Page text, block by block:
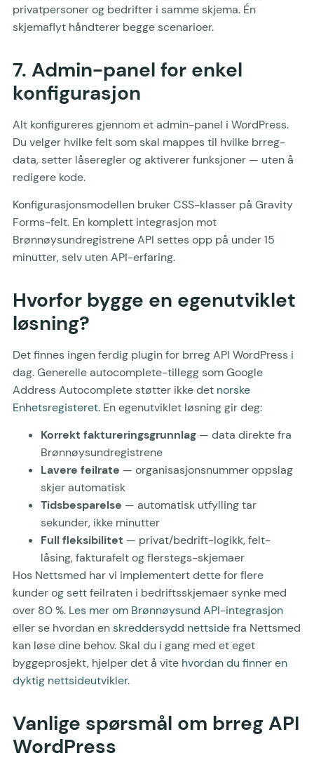
privatpersoner og bedrifter i samme skjema. Én
skjemaflyt håndterer begge scenarioer.
7. Admin-panel for enkel
konfigurasjon
Alt konfigureres gjennom et admin-panel i WordPress.
Du velger hvilke felt som skal mappes til hvilke brreg-
data, setter låseregler og aktiverer funksjoner — uten å
redigere kode.
Konfigurasjonsmodellen bruker CSS-klasser på Gravity
Forms-felt. En komplett integrasjon mot
Brønnøysundregistrene API settes opp på under 15
minutter, selv uten API-erfaring.
Hvorfor bygge en egenutviklet
løsning?
Det finnes ingen ferdig plugin for brreg API WordPress i
dag. Generelle autocomplete-tillegg som Google
Address Autocomplete støtter ikke det norske
Enhetsregisteret. En egenutviklet løsning gir deg:
Korrekt faktureringsgrunnlag — data direkte fra
Brønnøysundregistrene
Lavere feilrate — organisasjonsnummer oppslag
skjer automatisk
Tidsbesparelse — automatisk utfylling tar
sekunder, ikke minutter
Full fleksibilitet — privat/bedrift-logikk, felt-
låsing, fakturafelt og flerstegs-skjemaer
Hos Nettsmed har vi implementert dette for flere
kunder og sett feilraten i bedriftsskjemaer synke med
over 80 %. Les mer om Brønnøysund API-integrasjon
eller se hvordan enskreddersydd nettsidefra Nettsmed
kan løse dine behov. Skal du i gang med et eget
byggeprosjekt, hjelper det å vite hvordan du finner en
dyktig nettsideutvikler.
Vanlige spørsmål om brreg API
WordPress